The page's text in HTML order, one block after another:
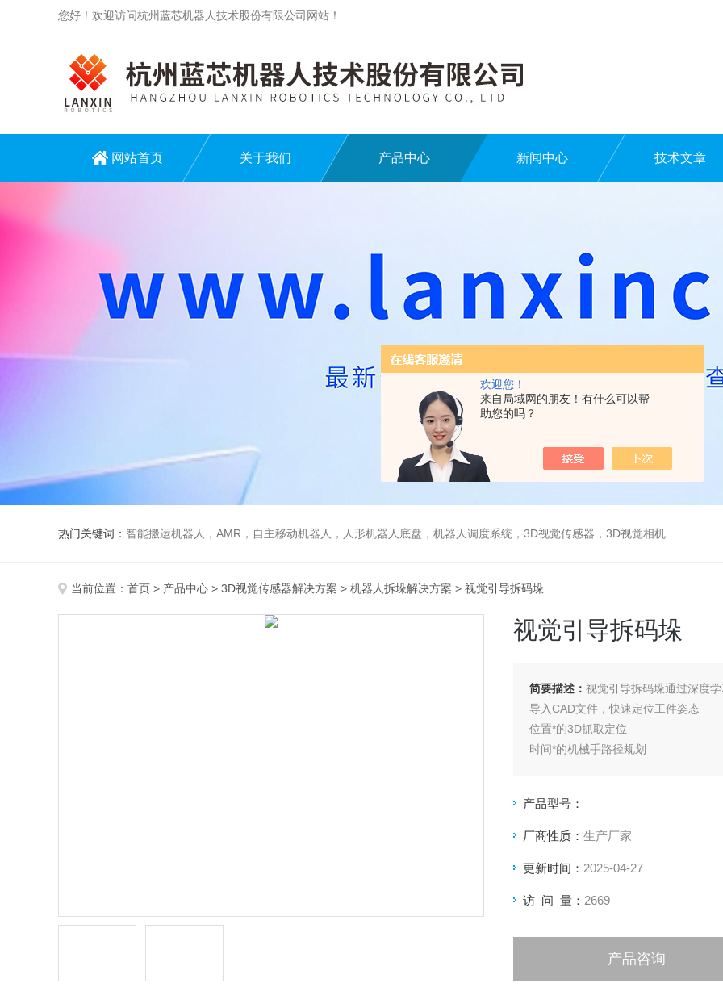
欢迎您！
来自局域网的朋友！有什么可以帮
助您的吗？
您好！欢迎访问杭州蓝芯机器人技术股份有限公司网站！
网站首页 关于我们 产品中心 新闻中心 技术文章
热门关键词： 智能搬运机器人，AMR，自主移动机器人，人形机器人底盘，机器人调度系统，3D视觉传感器，3D视觉相机
当前位置： 首页 > 产品中心 > 3D视觉传感器解决方案 > 机器人拆垛解决方案 > 视觉引导拆码垛
视觉引导拆码垛
简要描述： 视觉引导拆码垛通过深度
导入CAD文件，快速定位工件姿态
位置*的3D抓取定位
时间*的机械手路径规划
产品型号：
厂商性质： 生产厂家
更新时间： 2025-04-27
访 问 量： 2669
产品咨询